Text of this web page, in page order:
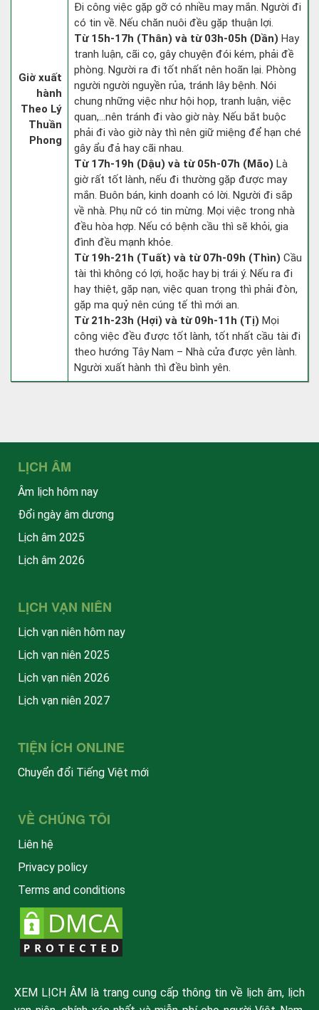
Giờ xuất
hành
Theo Lý
Thuần
Phong
Đi công việc gặp gỡ có nhiều may mắn. Người đi
có tin về. Nếu chăn nuôi đều gặp thuận lợi.
Từ 15h-17h (Thân) và từ 03h-05h (Dần) Hay
tranh luận, cãi cọ, gây chuyện đói kém, phải đề
phòng. Người ra đi tốt nhất nên hoãn lại. Phòng
người người nguyền rủa, tránh lây bệnh. Nói
chung những việc như hội họp, tranh luận, việc
quan,…nên tránh đi vào giờ này. Nếu bắt buộc
phải đi vào giờ này thì nên giữ miệng để hạn ché
gây ẩu đả hay cãi nhau.
Từ 17h-19h (Dậu) và từ 05h-07h (Mão) Là
giờ rất tốt lành, nếu đi thường gặp được may
mắn. Buôn bán, kinh doanh có lời. Người đi sắp
về nhà. Phụ nữ có tin mừng. Mọi việc trong nhà
đều hòa hợp. Nếu có bệnh cầu thì sẽ khỏi, gia
đình đều mạnh khỏe.
Từ 19h-21h (Tuất) và từ 07h-09h (Thìn) Cầu
tài thì không có lợi, hoặc hay bị trái ý. Nếu ra đi
hay thiệt, gặp nạn, việc quan trọng thì phải đòn,
gặp ma quỷ nên cúng tế thì mới an.
Từ 21h-23h (Hợi) và từ 09h-11h (Tị) Mọi
công việc đều được tốt lành, tốt nhất cầu tài đi
theo hướng Tây Nam – Nhà cửa được yên lành.
Người xuất hành thì đều bình yên.
LỊCH ÂM
Âm lịch hôm nay
Đổi ngày âm dương
Lịch âm 2025
Lịch âm 2026
LỊCH VẠN NIÊN
Lịch vạn niên hôm nay
Lịch vạn niên 2025
Lịch vạn niên 2026
Lịch vạn niên 2027
TIỆN ÍCH ONLINE
Chuyển đổi Tiếng Việt mới
VỀ CHÚNG TÔI
Liên hệ
Privacy policy
Terms and conditions
XEM LỊCH ÂM là trang cung cấp thông tin về lịch âm, lịch